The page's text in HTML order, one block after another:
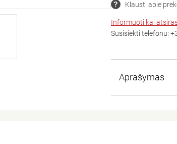
Klausti apie
Informuoti kai
Susisiekti telefonu:
Aprašymas